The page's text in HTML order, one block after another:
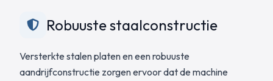
Robuuste staalconstructie
Versterkte stalen platen en een robuuste
aandrijfconstructie zorgen ervoor dat de machine